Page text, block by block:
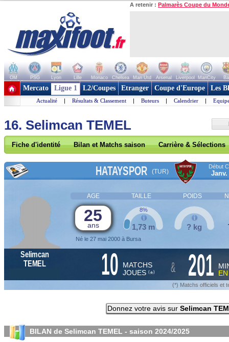
A retenir : Palmarès Coupe du
OM PSG Lyon Lille Monaco Chelsea Man Utd Arsenal Liverpool ManCity
+ de clubs
Mercato Ligue 1 L2/Coupes Etranger Coupe d'Europe Les
Actualité | Résultats & Classement | Buteurs | Calendrier |
16. Selimcan TEMEL
Fiche d'identité Bilan et Matchs saison Carrière & Sélections
HATAYSPOR (TUR)
Début
Janv.
AGE TAILLE POIDS
25
ans
Né le 27 mai 2000 à Bursa
1,73 m
8%
? kg
Selimcan
TEMEL
10 MATCHS
JOUES (*) & 201
(*) Matchs officiels et
Donnez votre avis sur Selimcan
BILAN de Selimcan TEMEL - saison 2024/2025